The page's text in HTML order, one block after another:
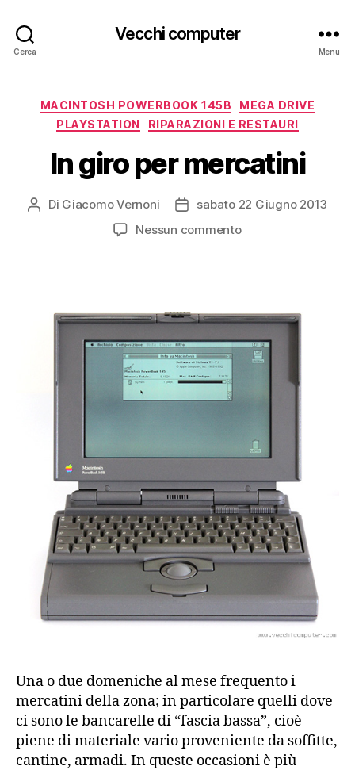
Cerca
Vecchi computer
Menu
Categorie
MACINTOSH POWERBOOK 145B
MEGA DRIVE
PLAYSTATION
RIPARAZIONI E RESTAURI
In giro per mercatini
Autore
Di Giacomo Vernoni
Data
dell'articolo
sabato 22 Giugno 2013
Nessun commentosu
Una o due domeniche al mese frequento i
mercatini della zona; in particolare quelli dove
ci sono le bancarelle di “fascia bassa”, cioè
piene di materiale vario proveniente da soffitte,
cantine, armadi. In queste occasioni è più